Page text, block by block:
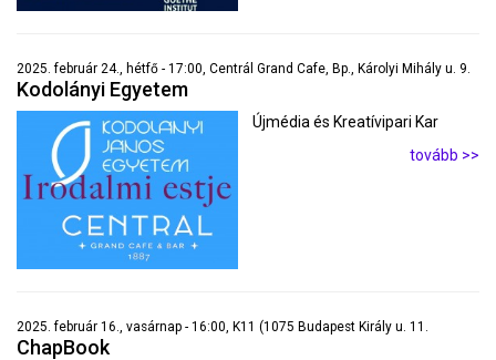
2025. február 24., hétfő - 17:00, Centrál Grand Cafe, Bp., Károlyi Mihály u. 9.
Kodolányi Egyetem
Újmédia és Kreatívipari Kar
tovább >>
2025. február 16., vasárnap - 16:00, K11 (1075 Budapest Király u. 11.
ChapBook